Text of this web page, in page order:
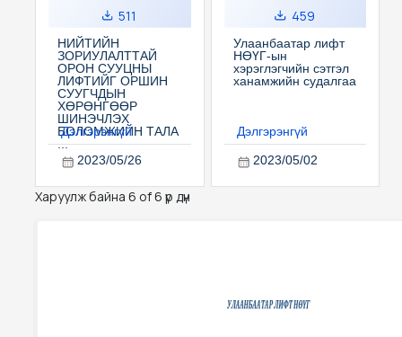
511
НИЙТИЙН
ЗОРИУЛАЛТТАЙ
ОРОН СУУЦНЫ
ЛИФТИЙГ ОРШИН
СУУГЧДЫН
ХӨРӨНГӨӨР
ШИНЭЧЛЭХ
БОЛОМЖИЙН ТАЛА
...
Дэлгэрэнгүй
2023/05/26
459
Улаанбаатар лифт
НӨҮГ-ын
хэрэглэгчийн сэтгэл
ханамжийн судалгаа
Дэлгэрэнгүй
2023/05/02
Харуулж байна 6 of 6 үр дүн